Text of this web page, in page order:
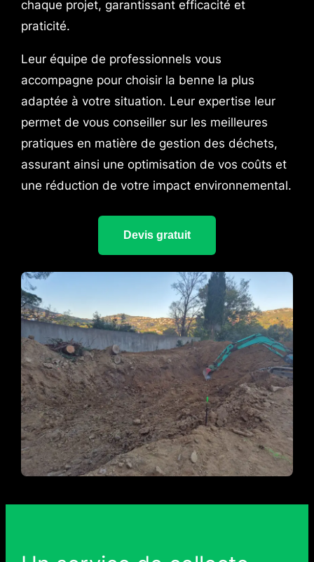
chaque projet, garantissant efficacité et
praticité.
Leur équipe de professionnels vous
accompagne pour choisir la benne la plus
adaptée à votre situation. Leur expertise leur
permet de vous conseiller sur les meilleures
pratiques en matière de gestion des déchets,
assurant ainsi une optimisation de vos coûts et
une réduction de votre impact environnemental.
Devis gratuit